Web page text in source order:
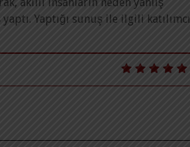
Yaptığı sunuş ile ilgili katılımcı